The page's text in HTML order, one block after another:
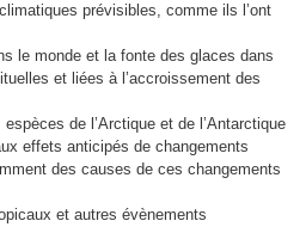
prévisibles, comme ils l’ont
le monde et la fonte des glaces dans
et liées à l’accroissement des
de l’Arctique et de l’Antarctique
effets anticipés de changements
des causes de ces changements
et autres évènements